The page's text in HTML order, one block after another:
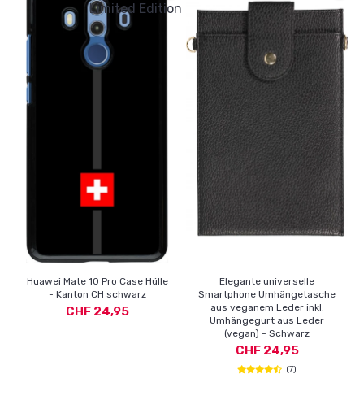
Huawei Mate 10 Pro Case Hülle
- Kanton CH schwarz
CHF 24,95
Limited Edition
Elegante universelle
Smartphone Umhängetasche
aus veganem Leder inkl.
Umhängegurt aus Leder
(vegan) - Schwarz
CHF 24,95
(7)